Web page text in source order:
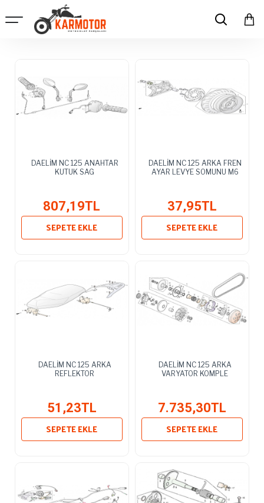
DAELİM NC 125 ANAHTAR
KUTUK SAG
807,19TL
SEPETE EKLE
DAELİM NC 125 ARKA FREN
AYAR LEVYE SOMUNU M6
37,95TL
SEPETE EKLE
DAELİM NC 125 ARKA
REFLEKTOR
51,23TL
SEPETE EKLE
DAELİM NC 125 ARKA
VARYATOR KOMPLE
7.735,30TL
SEPETE EKLE